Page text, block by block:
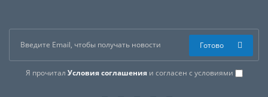
Я прочитал Условия соглашенияи согласен с условиями
Готово